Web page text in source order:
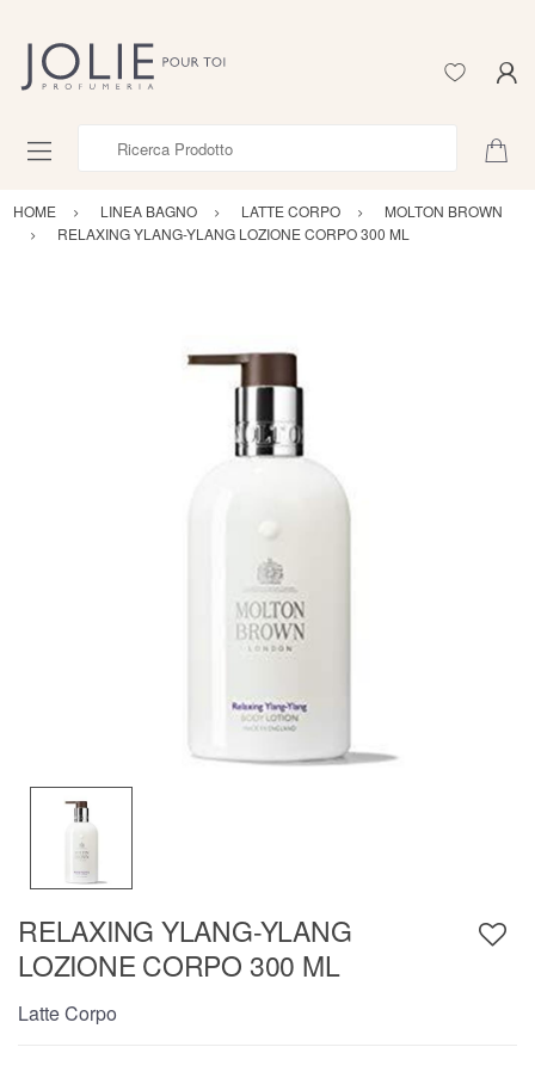
HOME LINEA BAGNO LATTE CORPO
MOLTON BROWN
RELAXING YLANG-YLANG LOZIONE CORPO 300 ML
RELAXING YLANG-YLANG
LOZIONE CORPO 300 ML
Latte Corpo